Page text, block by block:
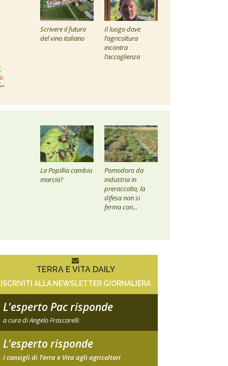
Scrivere il futuro
del vino italiano
Il luogo dove
l’agricoltura
incontra
l’accoglienza
La Popillia cambia
marcia?
Pomodoro da
industria in
preraccolta, la
difesa non si
ferma con...
TERRA E VITA DAILY
ISCRIVITI ALLA NEWSLETTER GIORNALIERA
L'esperto Pac risponde
a cura di Angelo Frascarelli
L'esperto risponde
I consigli di Terra e Vita agli agricoltori